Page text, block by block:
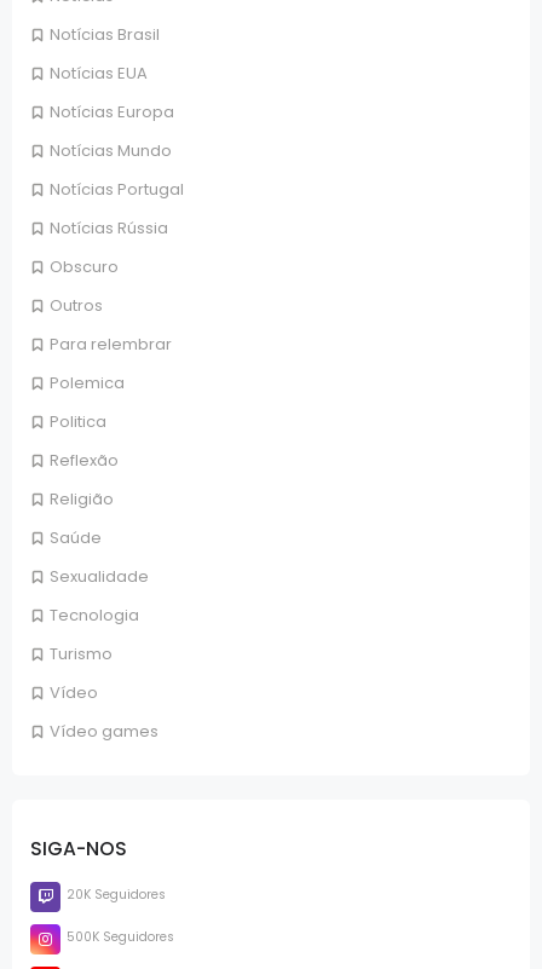
Notícias Brasil
Notícias EUA
Notícias Europa
Notícias Mundo
Notícias Portugal
Notícias Rússia
Obscuro
Outros
Para relembrar
Polemica
Politica
Reflexão
Religião
Saúde
Sexualidade
Tecnologia
Turismo
Vídeo
Vídeo games
SIGA-NOS
20K Seguidores
500K Seguidores